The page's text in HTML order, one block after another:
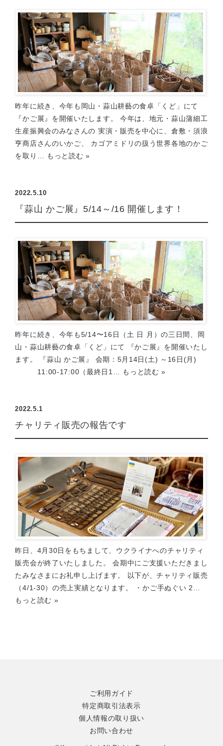
昨年に続き、今年も岡山・蒜山耕藝の食卓「くど」にて
『かご展』を開催いたします。 今年は、地元・蒜山蒲細工
生産振興会のみなさんの 実演・販売を中心に、倉敷・須浪
亨商店さんのいかご、 カゴアミドリの扱う世界各地のかご
を取り…
もっと読む »
2022.5.10
『蒜山 かご展』5/14～/16 開催します！
昨年に続き、今年も5/14〜16日（土 日 月）の三日間、岡
山・蒜山耕藝の食卓「くど」にて 『かご展』を開催いたし
ます。 『蒜山 かご展』 会期：5月14日(土) ～16日(月)
11:00-17:00（最終日1…
もっと読む »
2022.5.1
チャリティ販売の報告です
昨日、4月30日をもちまして、ウクライナへのチャリティ
販売会が終了いたしました。 会期中にご支援いただきまし
たみなさまにお礼申し上げます。 以下が、チャリティ販売
（4/1-30）の売上実績となります。 ・かご手ぬぐい 2…
もっと読む »
ご利用ガイド
特定商取引法表示
個人情報の取り扱い
お問い合わせ